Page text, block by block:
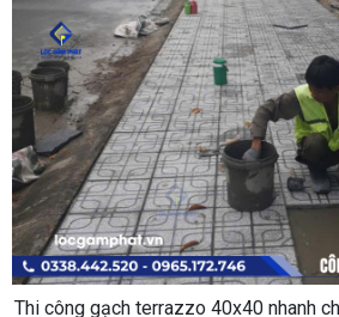
Thi công gạch terrazzo 40x40 nhanh